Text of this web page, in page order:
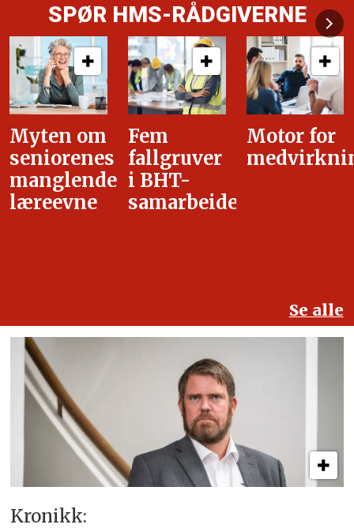
SPØR HMS-RÅDGIVERNE
Fem
fallgruver
i BHT-
samarbeidet
Motor for
medvirkning
i
Se alle
Kronikk: